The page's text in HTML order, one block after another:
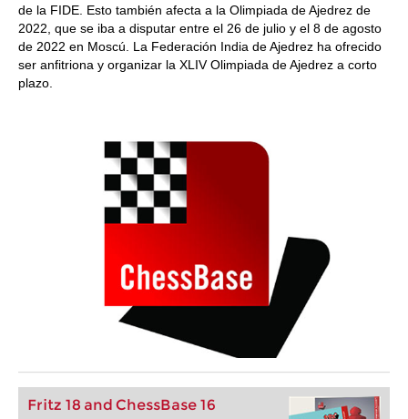
de la FIDE. Esto también afecta a la Olimpiada de Ajedrez de
2022, que se iba a disputar entre el 26 de julio y el 8 de agosto
de 2022 en Moscú. La Federación India de Ajedrez ha ofrecido
ser anfitriona y organizar la XLIV Olimpiada de Ajedrez a corto
plazo.
Fritz 18 and ChessBase 16